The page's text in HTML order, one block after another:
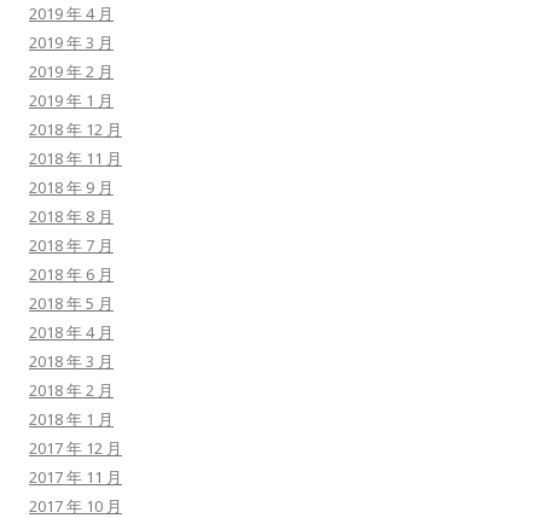
2019 年 4 月
2019 年 3 月
2019 年 2 月
2019 年 1 月
2018 年 12 月
2018 年 11 月
2018 年 9 月
2018 年 8 月
2018 年 7 月
2018 年 6 月
2018 年 5 月
2018 年 4 月
2018 年 3 月
2018 年 2 月
2018 年 1 月
2017 年 12 月
2017 年 11 月
2017 年 10 月